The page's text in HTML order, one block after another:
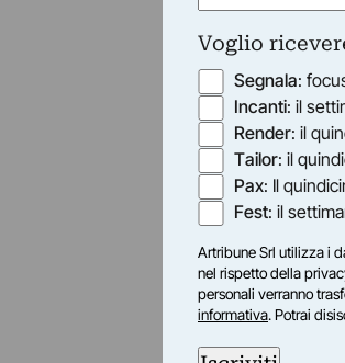
Voglio
Segnala:
Incanti: il
Render: il
Tailor: il
Pax: Il
Fest: il
Artribune Srl utilizza i
nel rispetto della
personali verranno
informativa. Potrai